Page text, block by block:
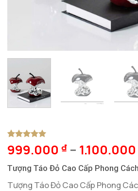
5trên 5
dựa trên
1
999.000 ₫ – 1.100.000
Tượng Táo Đỏ Cao Cấp Phong Cách
Tượng Táo Đỏ Cao Cấp Phong